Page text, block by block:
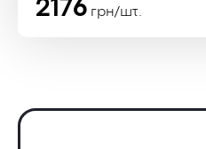
2176 грн/шт.